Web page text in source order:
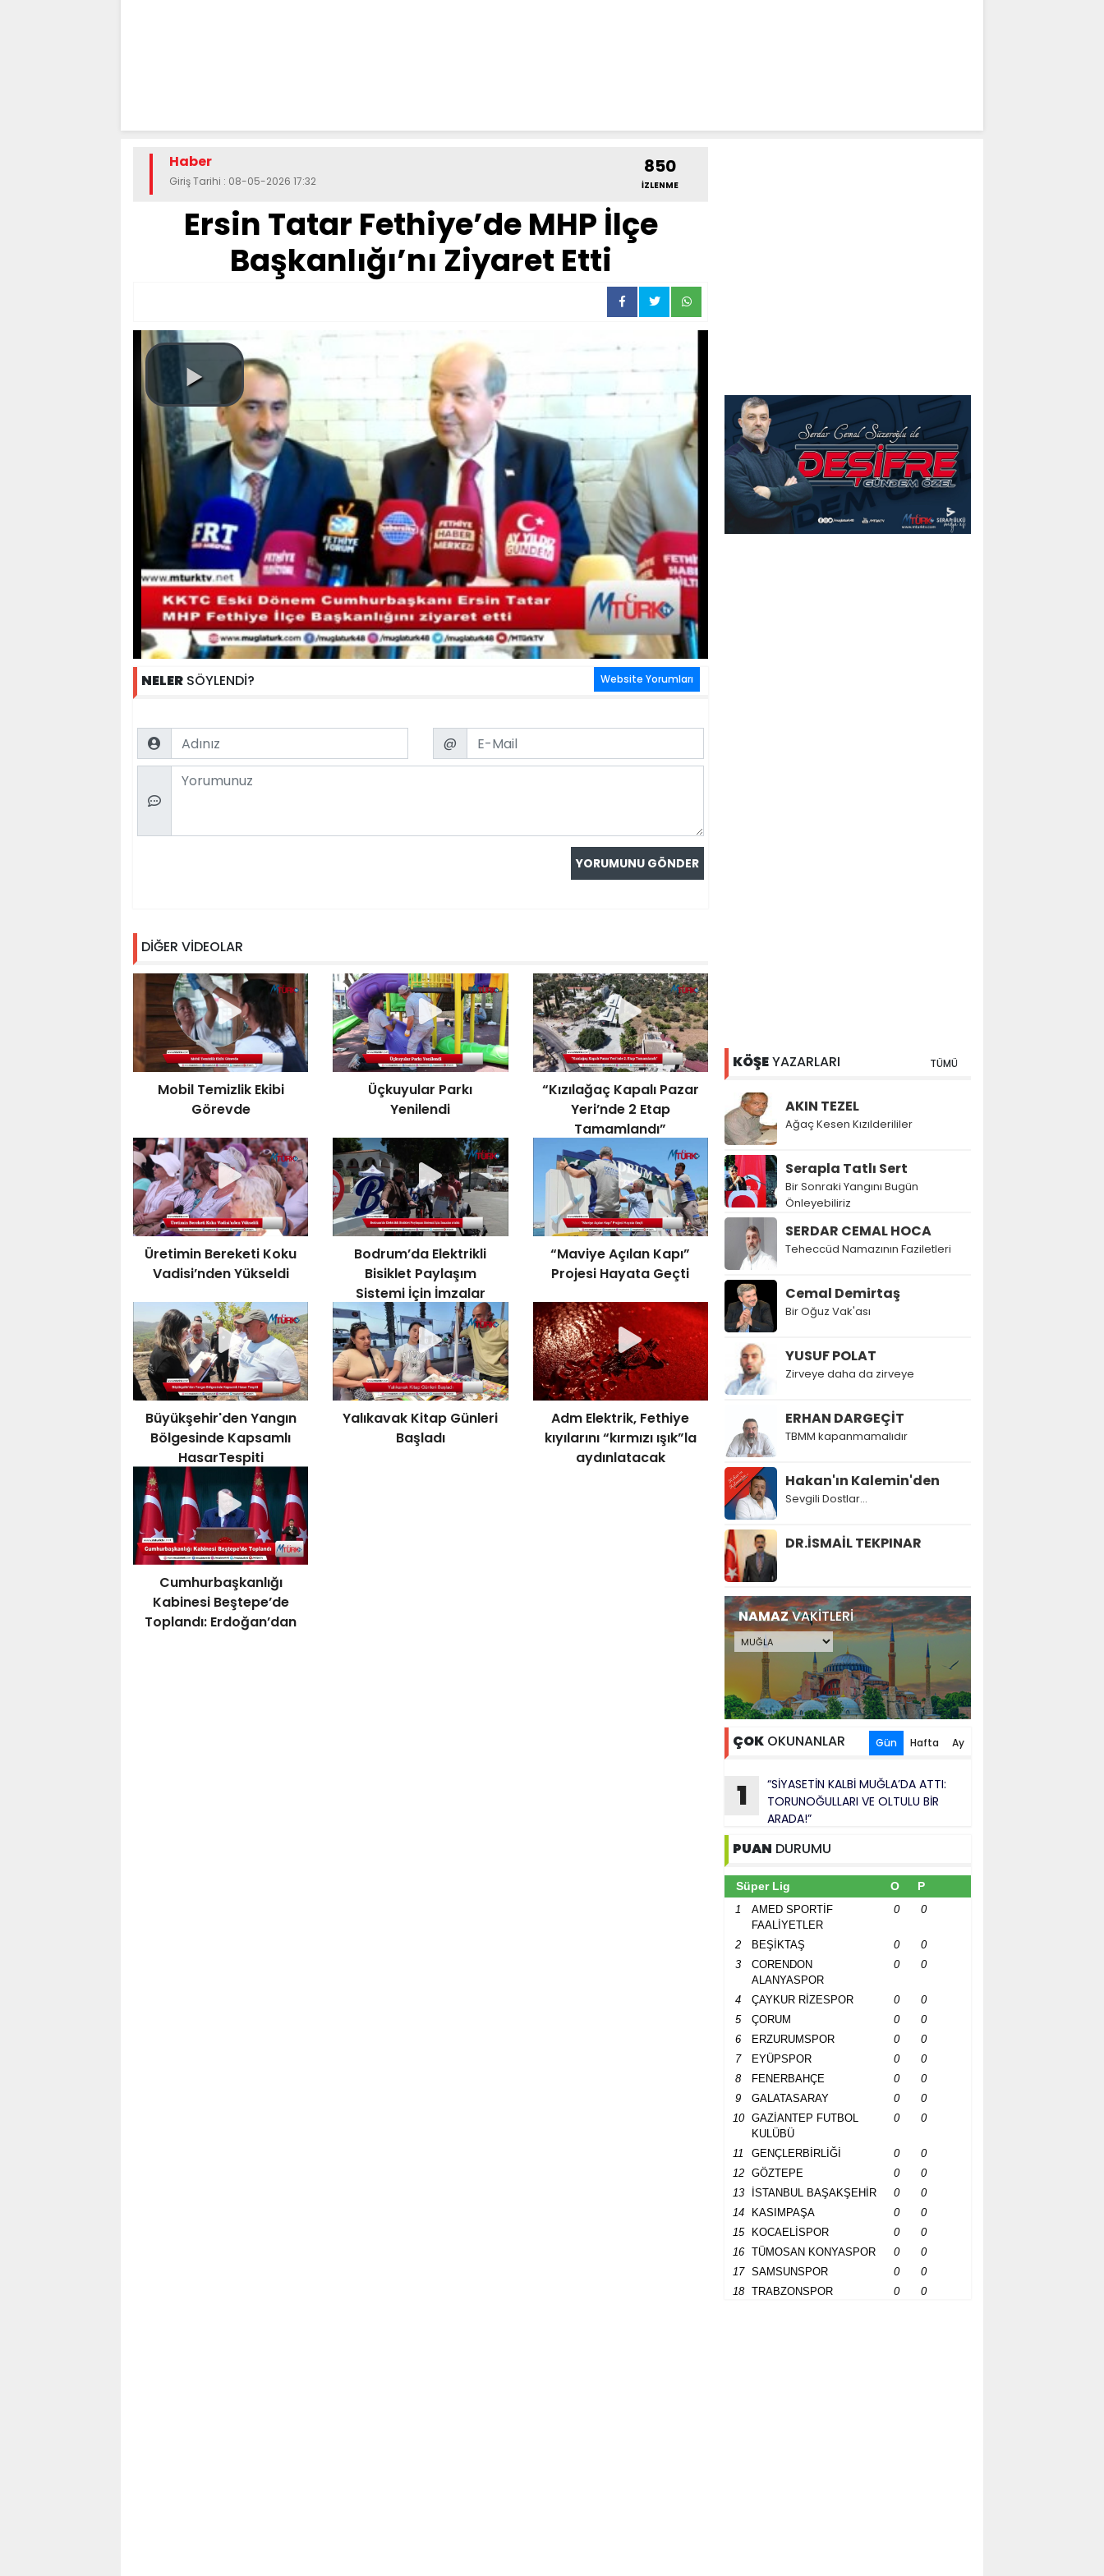
Haber
Giriş Tarihi : 08-05-2026 17:32
850
İZLENME
Ersin Tatar Fethiye’de MHP İlçe
Başkanlığı’nı Ziyaret Etti
NELER SÖYLENDİ? Website Yorumları
Name Email
@
Comment
DİĞER VİDEOLAR
Mobil Temizlik Ekibi
Görevde
Üçkuyular Parkı
Yenilendi
“Kızılağaç Kapalı Pazar
Yeri’nde 2 Etap
Tamamlandı”
Üretimin Bereketi Koku
Vadisi’nden Yükseldi
Bodrum’da Elektrikli
Bisiklet Paylaşım
Sistemi İçin İmzalar
Atıldı
“Maviye Açılan Kapı”
Projesi Hayata Geçti
Büyükşehir'den Yangın
Bölgesinde Kapsamlı
HasarTespiti
Yalıkavak Kitap Günleri
Başladı
Adm Elektrik, Fethiye
kıyılarını “kırmızı ışık”la
aydınlatacak
Cumhurbaşkanlığı
Kabinesi Beştepe’de
Toplandı: Erdoğan’dan
KÖŞEYAZARLARI TÜMÜ
AKIN TEZEL
Ağaç Kesen Kızılderililer
Serapla Tatlı Sert
Bir Sonraki Yangını Bugün
Önleyebiliriz
SERDAR CEMAL HOCA
Teheccüd Namazının Faziletleri
Cemal Demirtaş
Bir Oğuz Vak'ası
YUSUF POLAT
Zirveye daha da zirveye
ERHAN DARGEÇİT
TBMM kapanmamalıdır
Hakan'ın Kalemin'den
Sevgili Dostlar...
DR.İSMAİL TEKPINAR
NAMAZVAKİTLERİ
ÇOK OKUNANLAR Gün Hafta Ay
1
“SİYASETİN KALBİ MUĞLA’DA ATTI:
TORUNOĞULLARI VE OLTULU BİR
ARADA!”
PUAN DURUMU
Süper Lig O P
1
AMED SPORTİF
FAALİYETLER
0 0
2 BEŞİKTAŞ 0
0
3
CORENDON
ALANYASPOR
0 0
4 ÇAYKUR RİZESPOR 0
0
5
ÇORUM 0
0
6
ERZURUMSPOR 0
0
7
EYÜPSPOR 0
0
8
FENERBAHÇE 0
0
9
GALATASARAY 0
0
10
GAZİANTEP FUTBOL
KULÜBÜ
0 0
11 GENÇLERBİRLİĞİ 0
0
12
GÖZTEPE 0
0
13
İSTANBUL BAŞAKŞEHİR 0
0
14
KASIMPAŞA 0
0
15
KOCAELİSPOR 0
0
16
TÜMOSAN KONYASPOR 0
0
17
SAMSUNSPOR 0
0
18
TRABZONSPOR 0 0